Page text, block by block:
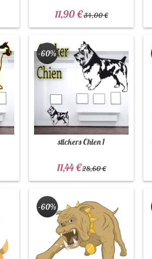
11,90 €34,00 €
stickers Chien 1
-60%
11,44 €28,60 €
-60%